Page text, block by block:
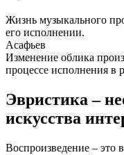
Жизнь музыкального
его исполнении.
Асафьев
Изменение облика
процессе исполнения в
Эвристика –
искусства
Воспроизведение – это